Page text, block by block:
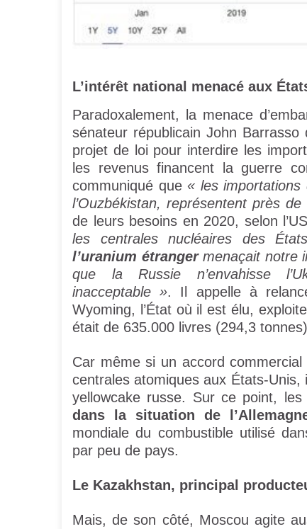
L’intérêt national menacé aux
Paradoxalement, la menace
sénateur républicain John
projet de loi pour interdire les
les revenus financent la guerre
communiqué que « les
l’Ouzbékistan, représentent près
de leurs besoins en 2020, selon
les centrales nucléaires des
l’uranium étrangermenaçait notre
que la Russie n’envahisse
inacceptable ». Il appelle à
Wyoming, l’État où il est élu,
était de 635.000 livres (294,3
Car même si un accord
centrales atomiques aux États-
yellowcake russe. Sur ce point, les
dans la situation de
mondiale du combustible utilisé
par peu de pays.
Le Kazakhstan, principal
Mais, de son côté, Moscou agite